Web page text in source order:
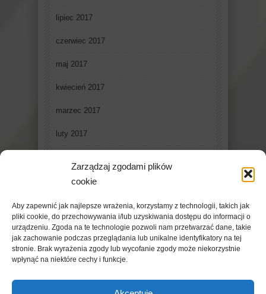
Zarządzaj zgodami plików
cookie
Aby zapewnić jak najlepsze wrażenia, korzystamy z technologii, takich jak
pliki cookie, do przechowywania i/lub uzyskiwania dostępu do informacji o
urządzeniu. Zgoda na te technologie pozwoli nam przetwarzać dane, takie
jak zachowanie podczas przeglądania lub unikalne identyfikatory na tej
stronie. Brak wyrażenia zgody lub wycofanie zgody może niekorzystnie
wpłynąć na niektóre cechy i funkcje.
lipiec 2017
czerwiec 2017
maj 2017
kwiecień 2017
marzec 2017
luty 2017
grudzień 2016
listopad 2016
październik 2016